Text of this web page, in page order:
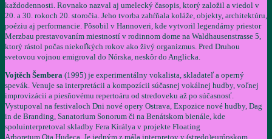
každodennosti. Rovnako nazval aj umelecký časopis, ktorý založil a viedol v
20. a 30. rokoch 20. storočia. Jeho tvorba zahŕňala koláže, objekty, architektúru,
poéziu aj performancie. Pôsobil v Hannoveri, kde vytvoril legendárny priestor
Merzbau prestavovaním miestností v rodinnom dome na Waldhausenstrasse 5,
ktorý rástol počas niekoľkých rokov ako živý organizmus. Pred Druhou
svetovou vojnou emigroval do Nórska, neskôr do Anglicka.
Vojtěch Šembera (1995) je experimentálny vokalista, skladateľ a operný
spevák. Venuje sa interpretácii a kompozícii súčasnej vokálnej hudby, voľnej
improvizácii a piesňovému repertoáru od stredoveku až po súčasnosť.
Vystupoval na festivaloch Dni nové opery Ostrava, Expozice nové hudby, Dag
in de Branding, Sanatorium Sonorum či na Benátskom bienále, kde
spoluinterpretoval skladby Fera Királya v projekte Floating
Arboretum Ota Hudeca. Je jedným z mála interpretov v (stredo)európskom